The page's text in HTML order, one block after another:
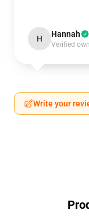
H Hannah
Verified
Write your